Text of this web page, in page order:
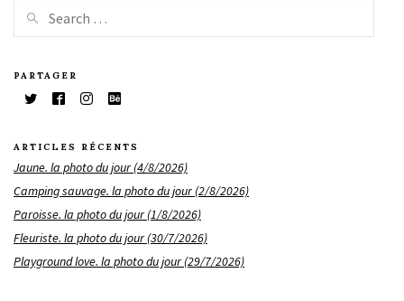
PARTAGER
ARTICLES RÉCENTS
Jaune. la photo du jour (4/8/2026)
Camping sauvage. la photo du jour (2/8/2026)
Paroisse. la photo du jour (1/8/2026)
Fleuriste. la photo du jour (30/7/2026)
Playground love. la photo du jour (29/7/2026)